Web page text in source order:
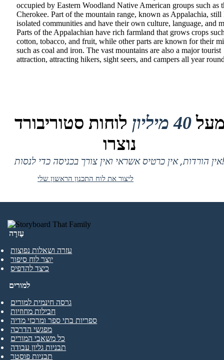
occupied by Eastern Woodland Native American groups such as
Cherokee. Part of the mountain range, known as Appalachia,
isolated communities and have their own culture, language, and
Parts of the Appalachian have rich farmland that grows crops
cotton, tobacco, and fruit, while other parts are known for their
such as coal and iron. The vast mountains are also a major tourist
attraction, attracting hikers, sight seers, and campers all year
40 מיליון
לוחות סטוריבורד
נוצרו
אין הורדות, אין כרטיס אשראי ואין צורך בכניסה כדי לנסות!
ליצור את לוח התכנון הראשון שלי
עֶזרָה
עזרה ושאלות נפוצות
יוצר לוח סיפור
כיצד להדפיס
למורים
גרסה חינמית למורים
חבילות מחוזיות
ספריות בתי ספר ומרכזי מדיה
מפגשי הדרכה
כל משאבי המורים
תבניות גליון עבודה
תבניות פוסטר